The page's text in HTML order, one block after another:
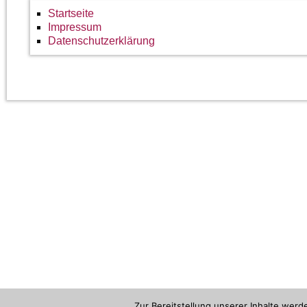
Startseite
Impressum
Datenschutzerklärung